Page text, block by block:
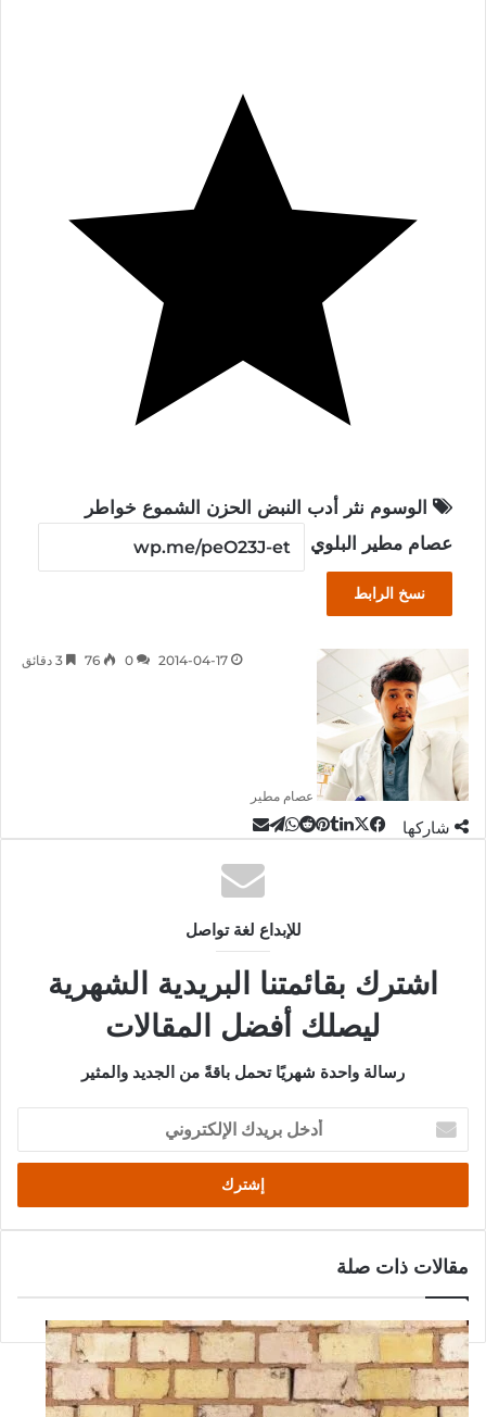
الوسوم نثر أدب النبض الحزن الشموع خواطر
عصام مطير البلوي
نسخ الرابط
عصام مطير
2014-04-17
0
76
شاركها فيسبوك‫Xلينكدإن
بينتيريست
واتساب
تيلقرام
مشاركة
البريد
للإبداع لغة تواصل
اشترك بقائمتنا البريدية الشهرية
ليصلك أفضل المقالات
رسالة واحدة شهريًا تحمل باقةً من الجديد والمثير
أدخل
بريدك
الإلكتروني
مقالات ذات صلة